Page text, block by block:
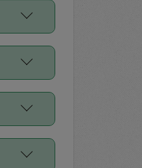
くださ
ること
などで